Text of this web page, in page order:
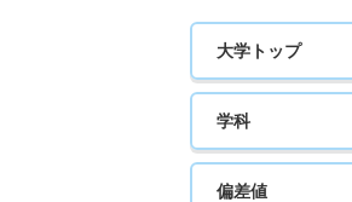
大学トップ
学科
偏差値